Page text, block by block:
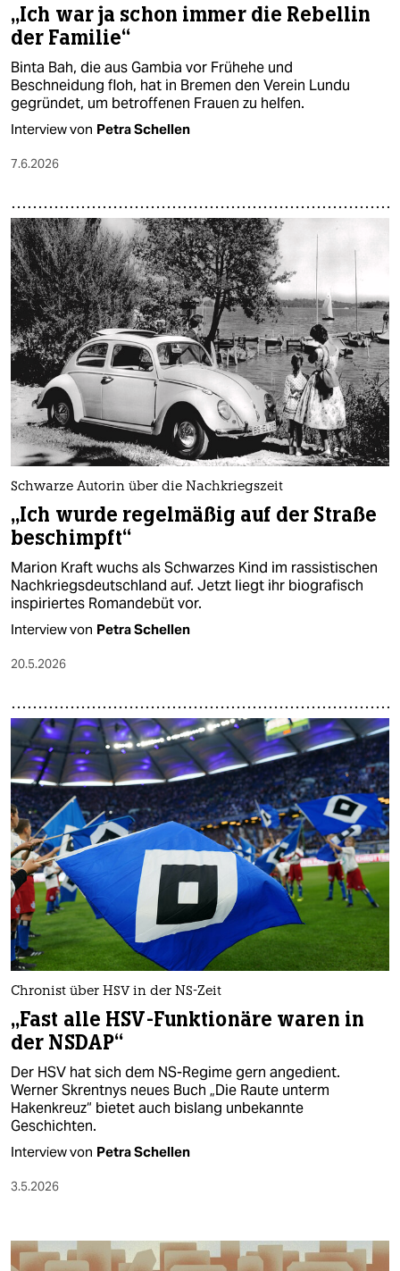
„Ich war ja schon immer die Rebellin
der Familie“
Binta Bah, die aus Gambia vor Frühehe und
Beschneidung floh, hat in Bremen den Verein Lundu
gegründet, um betroffenen Frauen zu helfen.
Interview von Petra Schellen
7.6.2026
Schwarze Autorin über die Nachkriegszeit
„Ich wurde regelmäßig auf der Straße
beschimpft“
Marion Kraft wuchs als Schwarzes Kind im rassistischen
Nachkriegsdeutschland auf. Jetzt liegt ihr biografisch
inspiriertes Romandebüt vor.
Interview von Petra Schellen
20.5.2026
Chronist über HSV in der NS-Zeit
„Fast alle HSV-Funktionäre waren in
der NSDAP“
Der HSV hat sich dem NS-Regime gern angedient.
Werner Skrentnys neues Buch „Die Raute unterm
Hakenkreuz“ bietet auch bislang unbekannte
Geschichten.
Interview von Petra Schellen
3.5.2026